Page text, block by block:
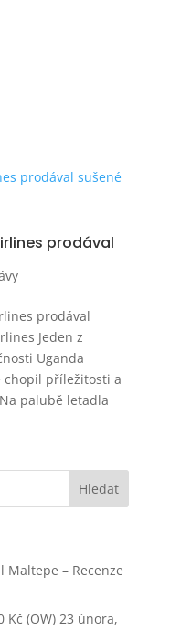
prodával
prodával
Jeden z
Uganda
chopil příležitosti a
palubě letadla
Maltepe – Recenze
Kč (OW) 23 února,